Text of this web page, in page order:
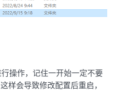
操作，记住一开始一定不要
样会导致修改配置后重启，